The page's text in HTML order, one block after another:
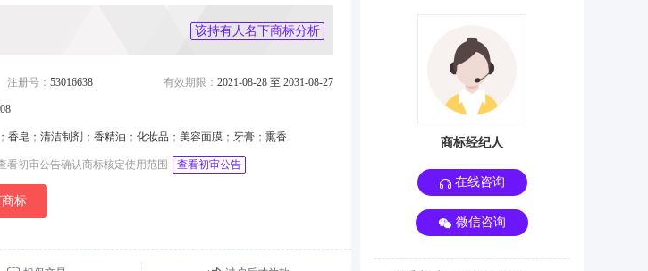
该持有人名下商标分析
注册号： 53016638 有效期限： 2021-08-28 至 2031-08-27
香皂；清洁制剂；香精油；化妆品；美容面膜；牙膏；熏香
看初审公告确认商标核定使用范围 查看初审公告
标
商标经纪人
在线咨询
微信咨询